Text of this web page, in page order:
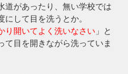
道があったり、無い学校では
して目を洗うとか。
り開いてよく洗いなさい 」と
て目を開きながら洗っていま